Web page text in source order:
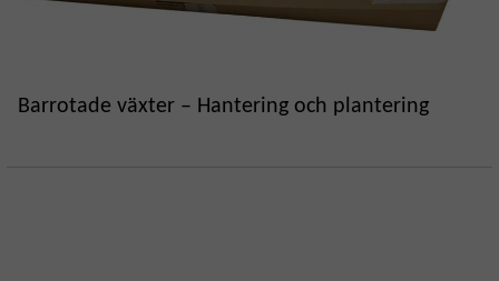
Barrotade växter – Hantering och plantering